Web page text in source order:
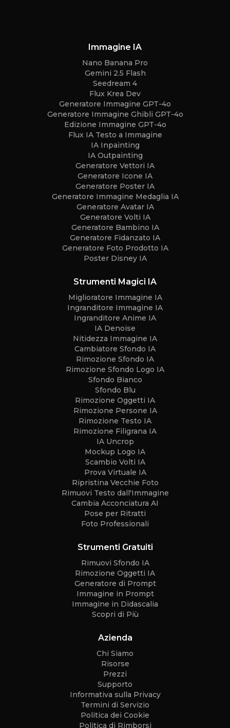
Immagine IA
Nano Banana Pro
Gemini 2.5 Flash
Seedream 4
Flux Krea Dev
Generatore Immagine GPT-4o
Generatore Immagine Ghibli GPT-4o
Edizione Immagine GPT-4o
Flux IA Testo a Immagine
IA Inpainting
IA Outpainting
Generatore Vettori IA
Generatore Icone IA
Generatore Poster IA
Generatore Immagine Medaglia IA
Generatore Avatar IA
Generatore Volti IA
Generatore Bambino IA
Generatore Fidanzato IA
Generatore Foto Prodotto IA
Poster Disney IA
Strumenti Magici IA
Miglioratore Immagine IA
Ingranditore Immagine IA
Ingranditore Anime IA
IA Denoise
Nitidezza Immagine IA
Cambiatore Sfondo IA
Rimozione Sfondo IA
Rimozione Sfondo Logo IA
Sfondo Bianco
Sfondo Blu
Rimozione Oggetti IA
Rimozione Persone IA
Rimozione Testo IA
Rimozione Filigrana IA
IA Uncrop
Mockup Logo IA
Scambio Volti IA
Prova Virtuale IA
Ripristina Vecchie Foto
Rimuovi Testo dall'Immagine
Cambia Acconciatura AI
Pose per Ritratti
Foto Professionali
Strumenti Gratuiti
Rimuovi Sfondo IA
Rimozione Oggetti IA
Generatore di Prompt
Immagine in Prompt
Immagine in Didascalia
Scopri di Più
Azienda
Chi Siamo
Risorse
Prezzi
Supporto
Informativa sulla Privacy
Termini di Servizio
Politica dei Cookie
Politica di Rimborsi